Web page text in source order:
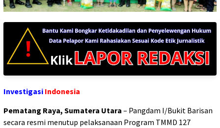
Investigasi Indonesia
Pematang Raya, Sumatera Utara – Pangdam I/Bukit Barisan
secara resmi menutup pelaksanaan Program TMMD 127